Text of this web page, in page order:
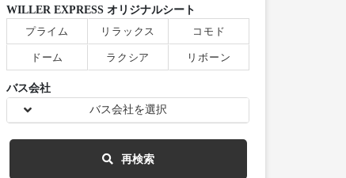
WILLER EXPRESS オリジナルシート
プライム
リラックス コモド
ドーム ラクシア リボーン
バス会社
バス会社を選択
再検索